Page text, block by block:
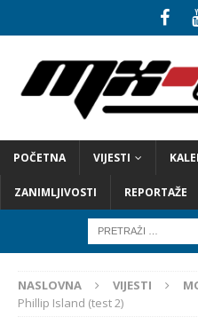
POČETNA VIJESTI
ZANIMLJIVOSTI REPORTAŽE
NASLOVNA VIJESTI
Phillip Island (test 2)